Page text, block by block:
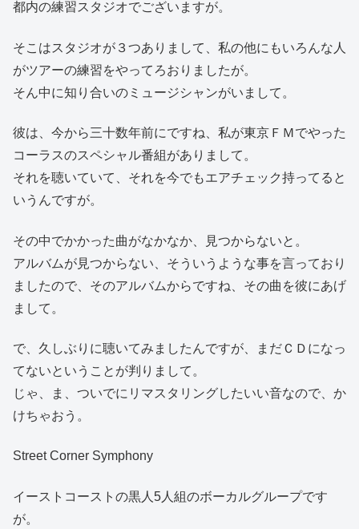
都内の練習スタジオでございますが。
そこはスタジオが３つありまして、私の他にもいろんな人
がツアーの練習をやってろおりましたが。
そん中に知り合いのミュージシャンがいまして。
彼は、今から三十数年前にですね、私が東京ＦＭでやった
コーラスのスペシャル番組がありまして。
それを聴いていて、それを今でもエアチェック持ってると
いうんですが。
その中でかかった曲がなかなか、見つからないと。
アルバムが見つからない、そういうような事を言っており
ましたので、そのアルバムからですね、その曲を彼にあげ
まして。
で、久しぶりに聴いてみましたんですが、まだＣＤになっ
てないということが判りまして。
じゃ、ま、ついでにリマスタリングしたいい音なので、か
けちゃおう。
Street Corner Symphony
イーストコーストの黒人5人組のボーカルグループです
が。